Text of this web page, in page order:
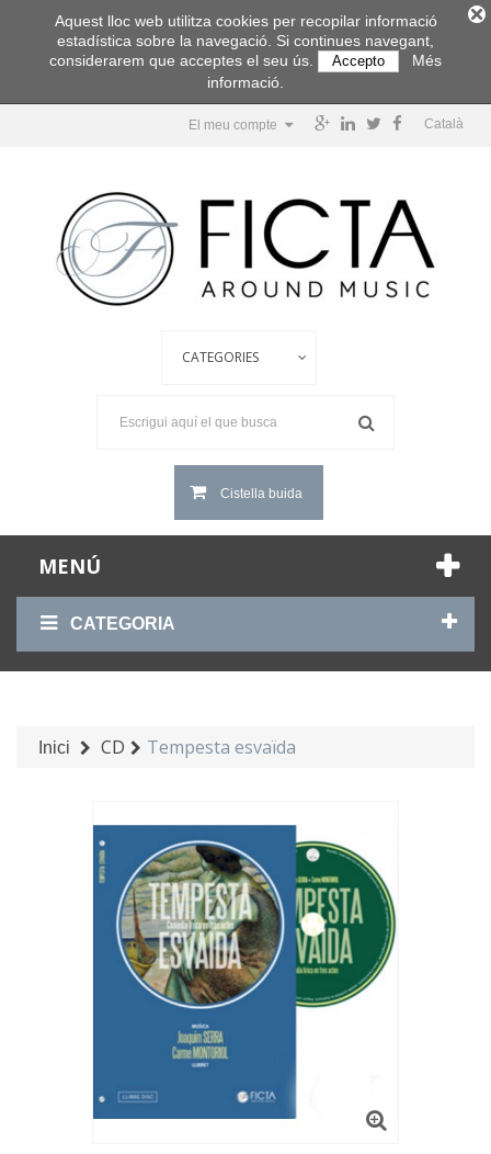
Català
El meu compte
Cistella buida
MENÚ
CATEGORIA
Inici CD Tempesta esvaïda
Aquest lloc web utilitza cookies per recopilar informació
estadística sobre la navegació. Si continues navegant,
considerarem que acceptes el seu ús.
Accepto
Més
informació.